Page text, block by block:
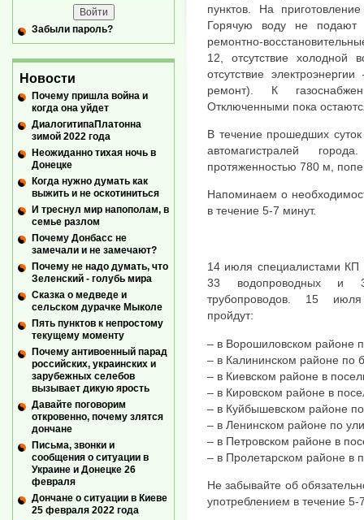
пунктов. На
Горячую воду не подают
ремонтно-
12, отсутствие
отсутствие
ремонт). К
Отключенными пока
В течение прошедших
автомагистралей
протяженностью 780 м,
Напоминаем о
в течение 5-7 минут.
14 июля специалистами КП
33 водопроводных и 39
трубопроводов. 15 июля
пройдут:
– в Ворошиловском районе
– в Калининском районе по
– в Киевском районе в
– в Кировском районе в
– в Куйбышевском районе
– в Ленинском районе по
– в Петровском районе в
– в Пролетарском районе в
Не забывайте об
употреблением в течение 5-
Забыли пароль?
Новости
Почему пришла война и
когда она уйдет
ДиалогитипаПлатонна
зимой 2022 года
Неожиданно тихая ночь в
Донецке
Когда нужно думать как
выжить и не оскотиниться
И треснул мир напополам, в
семье разлом
Почему Донбасс не
замечали и не замечают?
Почему не надо думать, что
Зеленский - голубь мира
Сказка о медведе и
сельском дурачке Мыколе
Пять пунктов к непростому
текущему моменту
Почему антивоенный парад
российских, украинских и
зарубежных селебов
вызывает дикую ярость
Давайте поговорим
откровенно, почему злятся
дончане
Письма, звонки и
сообщения о ситуации в
Украине и Донецке 26
февраля
Дончане о ситуации в Киеве
25 февраля 2022 года